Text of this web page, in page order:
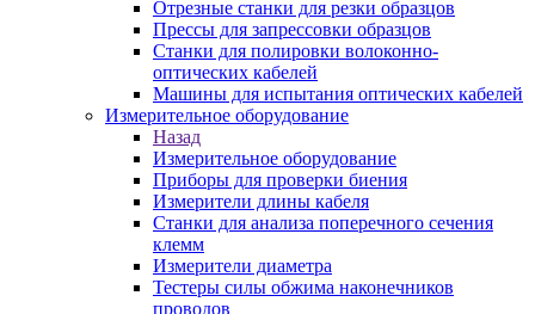
Отрезные станки для резки образцов
Прессы для запрессовки образцов
Станки для полировки волоконно-
оптических кабелей
Машины для испытания оптических кабелей
Измерительное оборудование
Назад
Измерительное оборудование
Приборы для проверки биения
Измерители длины кабеля
Станки для анализа поперечного сечения
клемм
Измерители диаметра
Тестеры силы обжима наконечников
проводов